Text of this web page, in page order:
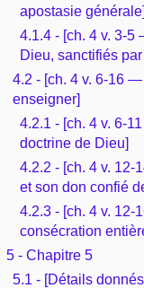
apostasie générale]
4.1.4 - [ch. 4 v. 3-
Dieu, sanctifiés
4.2 - [ch. 4 v. 6-16
enseigner]
4.2.1 - [ch. 4 v. 6-
doctrine de Dieu]
4.2.2 - [ch. 4 v.
et son don confié
4.2.3 - [ch. 4 v.
consécration
5 - Chapitre 5
5.1 - [Détails